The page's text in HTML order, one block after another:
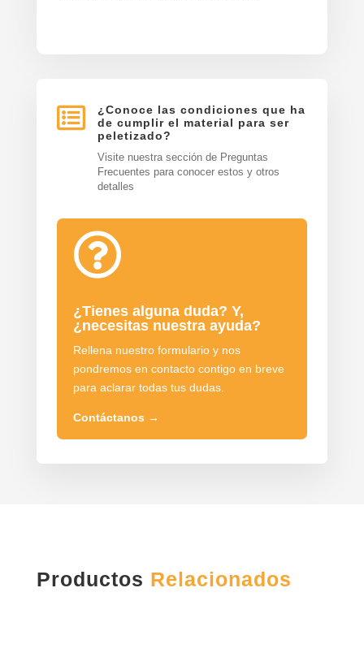

¿Conoce las condiciones que ha
de cumplir el material para ser
peletizado?
Visite nuestra sección de Preguntas
Frecuentes para conocer estos y otros
detalles

¿Tienes alguna duda? Y,
¿necesitas nuestra ayuda?
Rellena nuestro formulario y nos
pondremos en contacto contigo en breve
para aclarar todas tus dudas.
Contáctanos →
Productos Relacionados